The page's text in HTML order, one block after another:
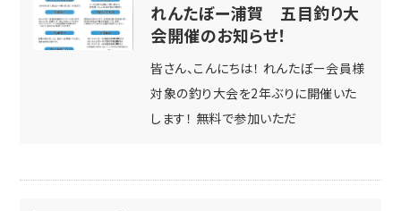
れんたぼー浦賀 五目釣り大
会開催のお知らせ！
皆さん、こんにちは！ れんたぼー会員様
対象の釣り大会を2年ぶりに開催いた
します！ 無料で参加いただ